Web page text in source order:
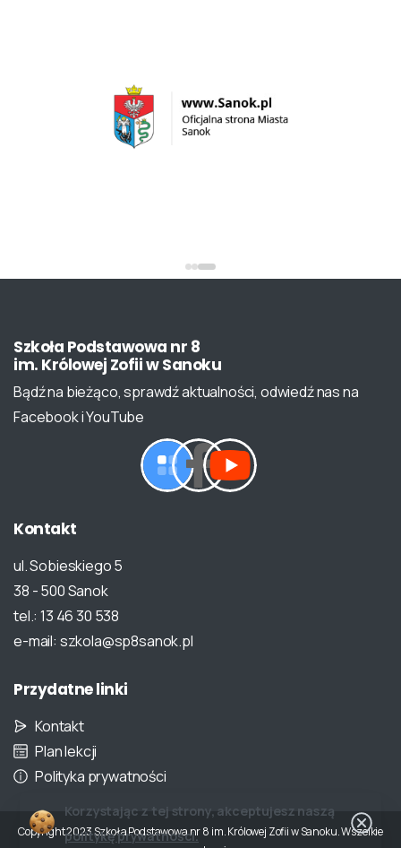
Szkoła Podstawowa nr 8
im. Królowej ZofiiwSanoku
Bądź na bieżąco, sprawdź aktualności, odwiedź nas na
Facebook i YouTube
Kontakt
ul. Sobieskiego 5
38 - 500 Sanok
tel.: 13 46 30 538
e-mail: szkola@sp8sanok.pl
Przydatnelinki
Kontakt
Plan lekcji
Polityka prywatności
Copyright 2023 Szkoła Podstawowa nr 8 im. Królowej Zofii w Sanoku. Wszelkie
Korzystając z tej strony, akceptujesz naszą
politykę prywatności.